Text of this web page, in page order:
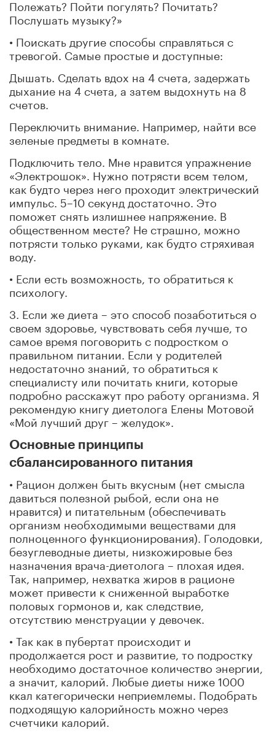
Полежать? Пойти погулять? Почитать?
Послушать музыку?»
• Поискать другие способы справляться с
тревогой. Самые простые и доступные:
Дышать. Сделать вдох на 4 счета, задержать
дыхание на 4 счета, а затем выдохнуть на 8
счетов.
Переключить внимание. Например, найти все
зеленые предметы в комнате.
Подключить тело. Мне нравится упражнение
«Электрошок». Нужно потрясти всем телом,
как будто через него проходит электрический
импульс. 5–10 секунд достаточно. Это
поможет снять излишнее напряжение. В
общественном месте? Не страшно, можно
потрясти только руками, как будто стряхивая
воду.
• Если есть возможность, то обратиться к
психологу.
3. Если же диета – это способ позаботиться о
своем здоровье, чувствовать себя лучше, то
самое время поговорить с подростком о
правильном питании. Если у родителей
недостаточно знаний, то обратиться к
специалисту или почитать книги, которые
подробно расскажут про работу организма. Я
рекомендую книгу диетолога Елены Мотовой
«Мой лучший друг – желудок».
Основные принципы
сбалансированного питания
• Рацион должен быть вкусным (нет смысла
давиться полезной рыбой, если она не
нравится) и питательным (обеспечивать
организм необходимыми веществами для
полноценного функционирования). Голодовки,
безуглеводные диеты, низкожировые без
назначения врача-диетолога – плохая идея.
Так, например, нехватка жиров в рационе
может привести к сниженной выработке
половых гормонов и, как следствие,
отсутствию менструации у девочек.
• Так как в пубертат происходит и
продолжается рост и развитие, то подростку
необходимо достаточное количество энергии,
а значит, калорий. Любые диеты ниже 1000
ккал категорически неприемлемы. Подобрать
подходящую калорийность можно через
счетчики калорий.